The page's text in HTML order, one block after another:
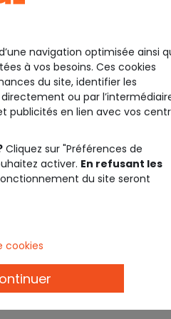
Rendez-vous sur notre collection d'
produits de la collection.
Rendez-vous sur notre collection d'
navigation optimisée ainsi
à vos besoins. Ces cookies
du site, identifier les
ou par
publicités en lien avec vos
Cliquez sur "Préférences de
activer. En refusant les
du site seront
cookies